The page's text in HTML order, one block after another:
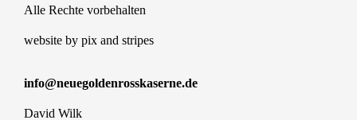
Alle Rechte vorbehalten
website by pix and stripes
info@neuegoldenrosskaserne.de
David Wilk